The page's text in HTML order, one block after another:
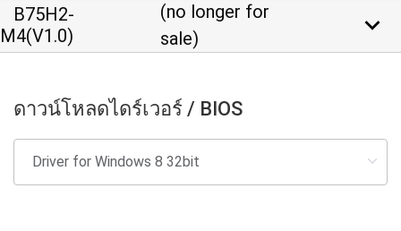
B75H2-
M4(V1.0)
(no longer for
sale)
keyboard_arrow_down
ดาวน์โหลดไดร์เวอร์ / BIOS